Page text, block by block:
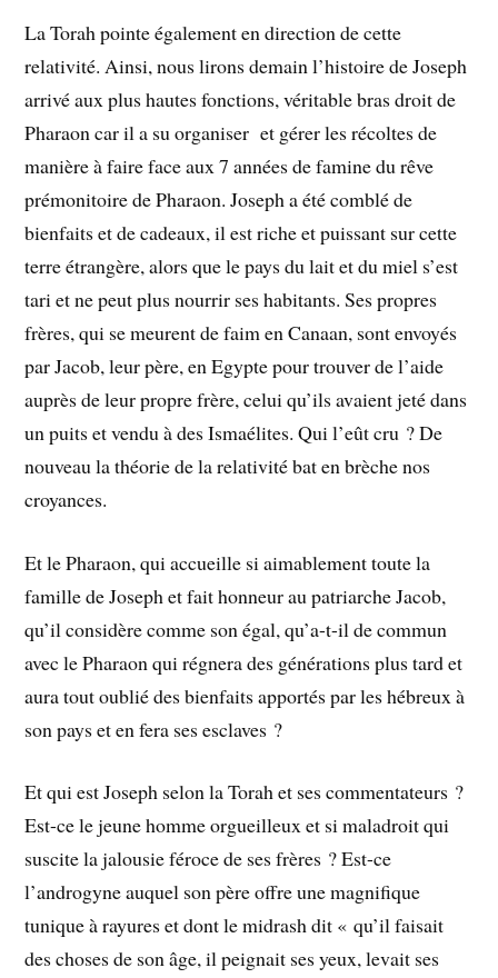
La Torah pointe également en direction de cette
relativité. Ainsi, nous lirons demain l’histoire de Joseph
arrivé aux plus hautes fonctions, véritable bras droit de
Pharaon car il a su organiser et gérer les récoltes de
manière à faire face aux 7 années de famine du rêve
prémonitoire de Pharaon. Joseph a été comblé de
bienfaits et de cadeaux, il est riche et puissant sur cette
terre étrangère, alors que le pays du lait et du miel s’est
tari et ne peut plus nourrir ses habitants. Ses propres
frères, qui se meurent de faim en Canaan, sont envoyés
par Jacob, leur père, en Egypte pour trouver de l’aide
auprès de leur propre frère, celui qu’ils avaient jeté dans
un puits et vendu à des Ismaélites. Qui l’eût cru ? De
nouveau la théorie de la relativité bat en brèche nos
croyances.
Et le Pharaon, qui accueille si aimablement toute la
famille de Joseph et fait honneur au patriarche Jacob,
qu’il considère comme son égal, qu’a-t-il de commun
avec le Pharaon qui régnera des générations plus tard et
aura tout oublié des bienfaits apportés par les hébreux à
son pays et en fera ses esclaves ?
Et qui est Joseph selon la Torah et ses commentateurs ?
Est-ce le jeune homme orgueilleux et si maladroit qui
suscite la jalousie féroce de ses frères ? Est-ce
l’androgyne auquel son père offre une magnifique
tunique à rayures et dont le midrash dit « qu’il faisait
des choses de son âge, il peignait ses yeux, levait ses